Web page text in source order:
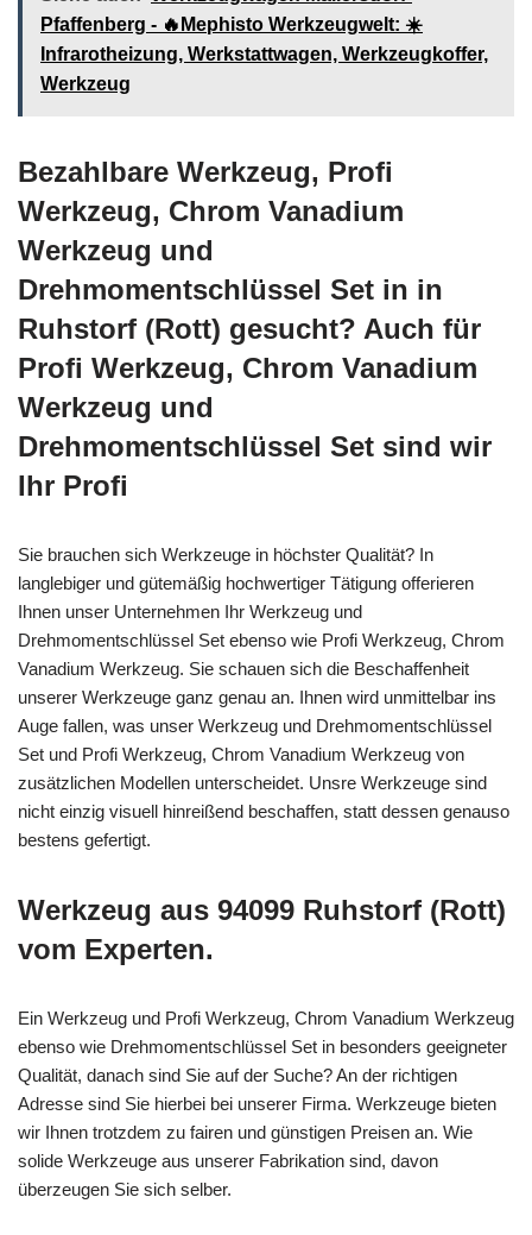
Pfaffenberg - 🔥Mephisto Werkzeugwelt: ☀️
Infrarotheizung, Werkstattwagen, Werkzeugkoffer,
Werkzeug
Bezahlbare Werkzeug, Profi
Werkzeug, Chrom Vanadium
Werkzeug und
Drehmomentschlüssel Set in in
Ruhstorf (Rott) gesucht? Auch für
Profi Werkzeug, Chrom Vanadium
Werkzeug und
Drehmomentschlüssel Set sind wir
Ihr Profi
Sie brauchen sich Werkzeuge in höchster Qualität? In
langlebiger und gütemäßig hochwertiger Tätigung offerieren
Ihnen unser Unternehmen Ihr Werkzeug und
Drehmomentschlüssel Set ebenso wie Profi Werkzeug, Chrom
Vanadium Werkzeug. Sie schauen sich die Beschaffenheit
unserer Werkzeuge ganz genau an. Ihnen wird unmittelbar ins
Auge fallen, was unser Werkzeug und Drehmomentschlüssel
Set und Profi Werkzeug, Chrom Vanadium Werkzeug von
zusätzlichen Modellen unterscheidet. Unsre Werkzeuge sind
nicht einzig visuell hinreißend beschaffen, statt dessen genauso
bestens gefertigt.
Werkzeug aus 94099 Ruhstorf (Rott)
vom Experten.
Ein Werkzeug und Profi Werkzeug, Chrom Vanadium Werkzeug
ebenso wie Drehmomentschlüssel Set in besonders geeigneter
Qualität, danach sind Sie auf der Suche? An der richtigen
Adresse sind Sie hierbei bei unserer Firma. Werkzeuge bieten
wir Ihnen trotzdem zu fairen und günstigen Preisen an. Wie
solide Werkzeuge aus unserer Fabrikation sind, davon
überzeugen Sie sich selber.